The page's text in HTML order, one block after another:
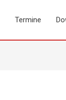
Termine